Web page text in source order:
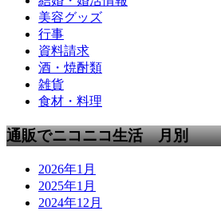
美容グッズ
行事
資料請求
酒・焼酎類
雑貨
食材・料理
通販でニコニコ生活 月別
2026年1月
2025年1月
2024年12月